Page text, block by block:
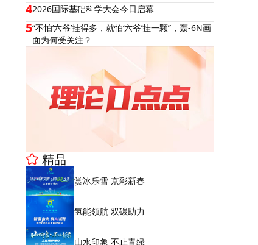
42026国际基础科学大会今日启幕
5“不怕‘六爷’挂得多，就怕‘六爷’挂一颗”，轰-6N画
面为何受关注？
精品
赏冰乐雪 京彩新春
氢能领航 双碳助力
山水印象 不止青绿